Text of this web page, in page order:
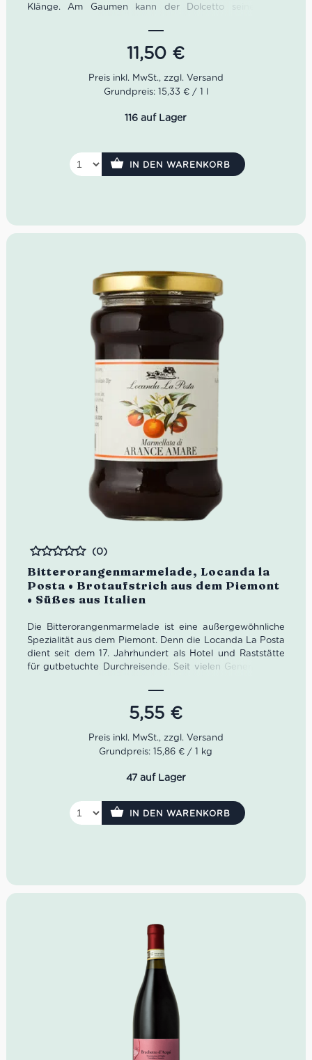
Klänge. Am Gaumen kann der Dolcetto seine zarte
seinen feinen Abgang zelebrieren.
Farbe: tiefes Rubinrot
Geruch: weinig, fruchtig, würzig
Geschmack: zarte Würze, weiche Tannine, feiner
Idealer Versandkarton: 21 Flaschen
11,50 €
Grundpreis: 15,33 € / 1 l
116 auf Lager
IN DEN WARENKORB
Bitterorangenmarmelade, Locanda la
Posta • Brotaufstrich aus dem Piemont
• Süßes aus Italien
Bewertet
(0)
Die Bitterorangenmarmelade ist eine außergewöhnliche
Spezialität aus dem Piemont. Denn die Locanda La Posta
dient seit dem 17. Jahrhundert als Hotel und Raststätte
für gutbetuchte Durchreisende. Seit vielen Generationen
vorzüglichen Speisen und selbst kreierten Delikatessen
nach allen Regeln der Kunst. Damit die reisenden Gäste
genügend Proviant mit adäquater Qualität hatten,
begann die Familie Genovesio ihre Leckereien in Gläser
zu haltbar verpacken.
5,55 €
Grundpreis: 15,86 € / 1 kg
47 auf Lager
IN DEN WARENKORB